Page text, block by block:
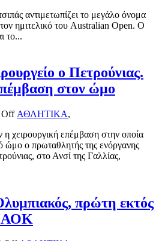
αντιμετωπίζει το μεγάλο όνομα
ημιτελικό του Australian Open. Ο
το...
ο Πετρούνιας.
στον ώμο
Off ΑΘΛΗΤΙΚΑ,
η χειρουργική επέμβαση στην οποία
ώμο ο πρωταθλητής της ενόργανης
στο Ανσί της Γαλλίας,
πρώτη εκτός